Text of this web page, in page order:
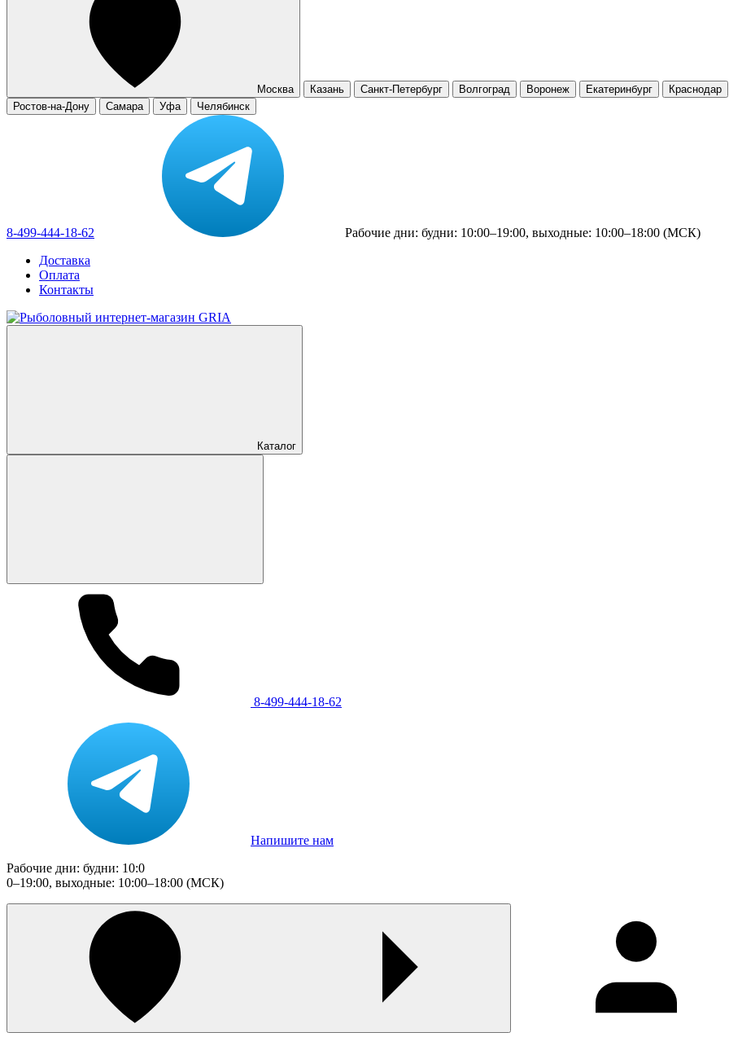
Москва Казань Санкт-Петербург Волгоград Воронеж Екатеринбург Краснодар
Ростов-на-Дону
Самара Уфа Челябинск
8-499-444-18-62
Рабочие дни: будни: 10:00–19:00, выходные: 10:00–18:00 (МСК)
Доставка
Оплата
Контакты
Каталог
8-499-444-18-62
Напишите нам
Рабочие дни: будни: 10:0
0–19:00, выходные: 10:00–18:00 (МСК)